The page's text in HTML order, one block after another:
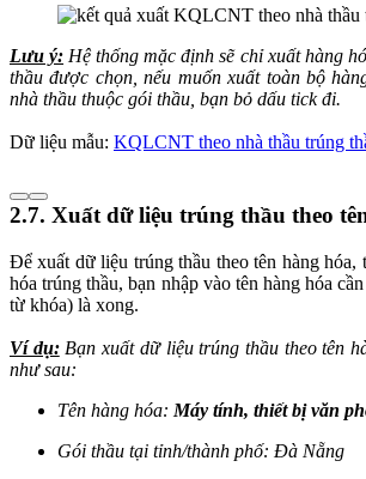
Lưu ý: Hệ thống mặc định sẽ chỉ xuất hàng
thầu được chọn, nếu muốn xuất toàn bộ
nhà thầu thuộc gói thầu, bạn bỏ dấu tick đi.
Dữ liệu mẫu: KQLCNT theo nhà thầu trúng
2.7. Xuất dữ liệu trúng thầu theo
Để xuất dữ liệu trúng thầu theo tên hàng hóa,
hóa trúng thầu, bạn nhập vào tên hàng hóa
từ khóa) là xong.
Ví dụ:Bạn xuất dữ liệu trúng thầu theo tên
như sau:
Tên hàng hóa: Máy tính, thiết bị văn
Gói thầu tại tỉnh/thành phố: Đà Nẵng